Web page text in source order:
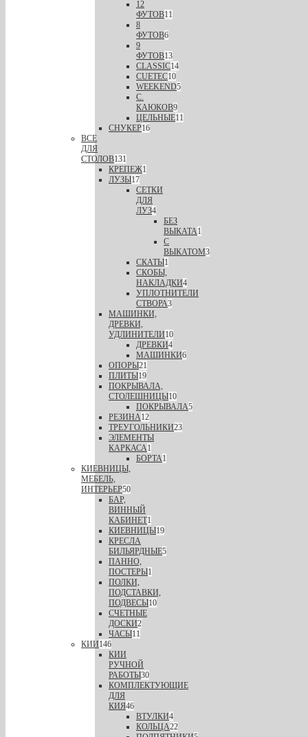
12
ФУТОВ11
8
ФУТОВ6
9
ФУТОВ13
CLASSIC14
CUETEC10
WEEKEND5
С.
КАЮКОВ9
ЦЕЛЬНЫЕ11
СНУКЕР16
ВСЕ
ДЛЯ
СТОЛОВ131
КРЕПЕЖ1
ЛУЗЫ17
СЕТКИ
ДЛЯ
ЛУЗ4
БЕЗ
ВЫКАТА1
С
ВЫКАТОМ3
СКАТЫ1
СКОБЫ,
НАКЛАДКИ4
УПЛОТНИТЕЛИ
СТВОРА3
МАШИНКИ,
ДРЕВКИ,
УДЛИНИТЕЛИ10
ДРЕВКИ4
МАШИНКИ6
ОПОРЫ21
ПЛИТЫ19
ПОКРЫВАЛА,
СТОЛЕШНИЦЫ10
ПОКРЫВАЛА5
РЕЗИНА12
ТРЕУГОЛЬНИКИ23
ЭЛЕМЕНТЫ
КАРКАСА1
БОРТА1
КИЕВНИЦЫ,
МЕБЕЛЬ,
ИНТЕРЬЕР50
БАР,
ВИННЫЙ
КАБИНЕТ1
КИЕВНИЦЫ19
КРЕСЛА
БИЛЬЯРДНЫЕ5
ПАННО,
ПОСТЕРЫ1
ПОЛКИ,
ПОДСТАВКИ,
ПОДВЕСЫ10
СЧЕТНЫЕ
ДОСКИ2
ЧАСЫ11
КИИ146
КИИ
РУЧНОЙ
РАБОТЫ30
КОМПЛЕКТУЮЩИЕ
ДЛЯ
КИЯ46
ВТУЛКИ4
КОЛЬЦА22